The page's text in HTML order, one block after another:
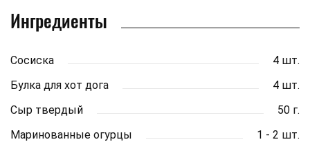
Ингредиенты
Сосиска
4 шт.
Булка для хот дога
4 шт.
Сыр твердый
50 г.
Маринованные огурцы
1 - 2 шт.